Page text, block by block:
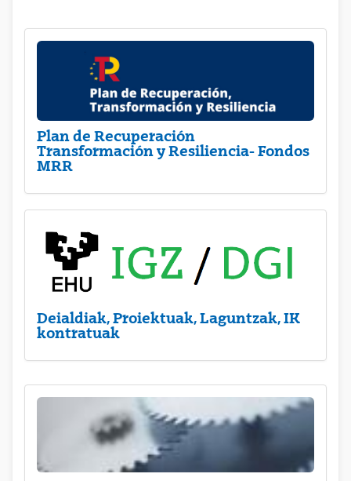
Plan de Recuperación
Transformación y Resiliencia- Fondos
MRR
Deialdiak, Proiektuak, Laguntzak, IK
kontratuak